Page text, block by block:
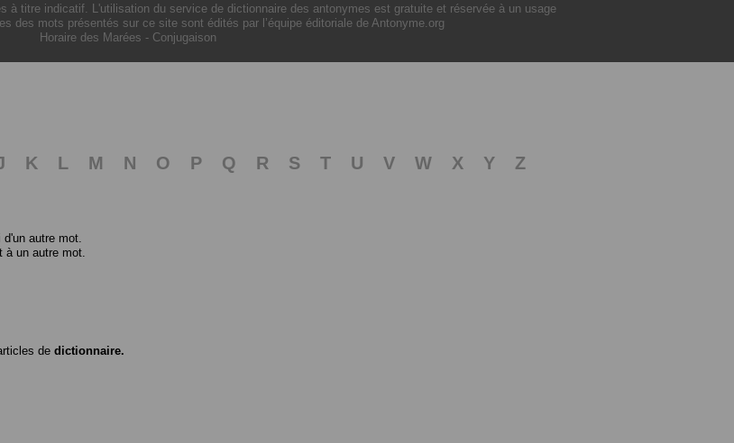
à titre indicatif. L'utilisation du service de dictionnaire des antonymes est gratuite et réservée à un usage
des mots présentés sur ce site sont édités par l’équipe éditoriale de Antonyme.org
Horaire des Marées - Conjugaison
K L M N O P Q R S T U V W X Y
Z
d'un autre mot.
à un autre mot.
de dictionnaire.